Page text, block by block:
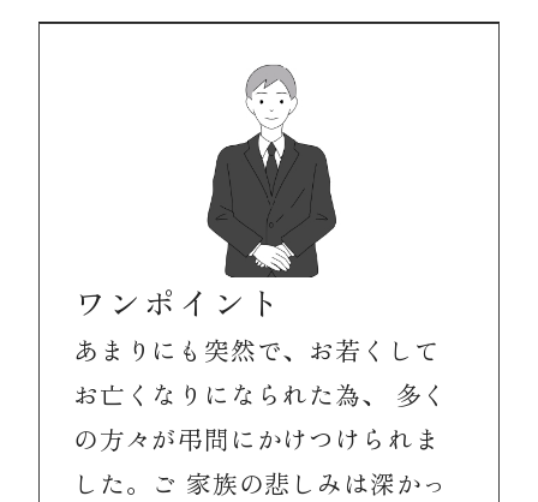
ワンポイント
あまりにも突然で、お若くして
お亡くなりになられた為、 多く
の方々が弔問にかけつけられま
した。ご 家族の悲しみは深かっ